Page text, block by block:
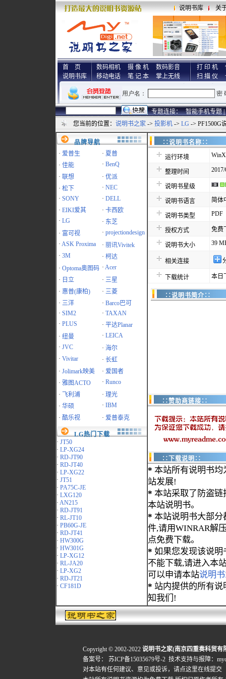
说明书库 关
首 页
说明书库
数码相机 摄 像 机
数码影音
移动电话
笔 记 本 掌上无线
打 印 机
扫 描 仪
专题连接： 智能手机专题 |
您当前的位置： 说明书之家 -> 投影机 -> LG -> PF1500G
品牌导航
· 爱普生 · 夏普
· 佳能 · BenQ
· 联想 · 优派
· 松下 · NEC
· SONY · DELL
· EIKI爱其 · 卡西欧
· LG · 东芝
· 富可视 · projectiondesign
· ASK Proxima · 丽讯Vivitek
· 3M · 柯达
· Optoma奥图码 · Acer
· 日立 · 三星
· 惠普(康柏) · 三菱
· 三洋 · Barco巴可
· SIM2 · TAXAN
· PLUS · 平达Planar
· 纽曼 · LEICA
· JVC · 海尔
· Vivitar · 长虹
· Jolimark映美 · 爱国者
· 雅图ACTO · Runco
·
飞利浦 · 理光
· 华硕 · IBM
· 酷乐视 · 爱普泰克
LG热门下载
· JT50
· LP-XG24
· RD-JT90
· RD-JT40
· LP-XG22
· JT51
· PA75C-JE
· LXG120
· AN215
· RD-JT91
· RL-JT10
· PB60G-JE
· RD-JT41
· HW300G
· HW301G
· LP-XG12
· RL-JA20
· LP-XG2
· RD-JT21
· CF181D
∷说明书名
运行环境
整理时间
说明书星级
说明书语言 简体
说明书类型 PDF
授权方式 免费
说明书大小 39
相关连接
下载统计 本日
∷说明书简介∷
∷赞助商链接∷
∷下载说明∷
* 本站所有说明书均
站发展!
* 本站采取了防盗链
本站说明书。
* 本站说明书大部分
件,请用WINRAR解
点免费下载。
* 如果您发现该说明
不能下载,请进入本
可以申请本站说明
* 站内提供的所有
知我们!
Copyright © 2002-2022 说明书之家(南京四重奏科贸有
备案号：
苏ICP备15035679号-2 技术支持与报障：
对本站有任何建议、意见或投诉， 请点这里在线提交